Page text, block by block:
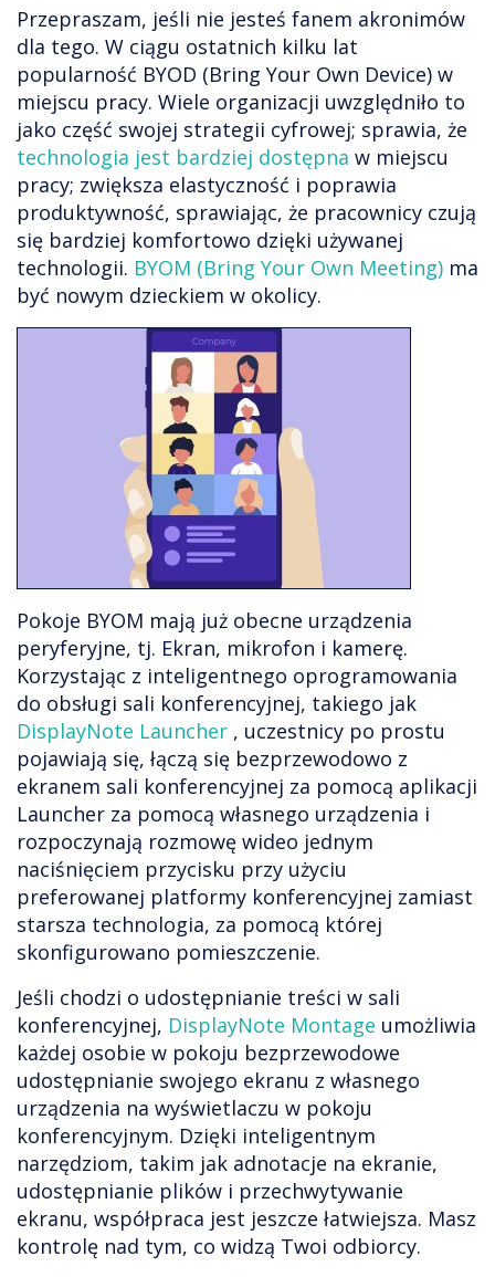
Przepraszam, jeśli nie jesteś fanem akronimów
dla tego. W ciągu ostatnich kilku lat
popularność BYOD (Bring Your Own Device) w
miejscu pracy. Wiele organizacji uwzględniło to
jako część swojej strategii cyfrowej; sprawia, że
technologia jest bardziej dostępna w miejscu
pracy; zwiększa elastyczność i poprawia
produktywność, sprawiając, że pracownicy czują
się bardziej komfortowo dzięki używanej
technologii. BYOM (Bring Your Own Meeting) ma
być nowym dzieckiem w okolicy.
Pokoje BYOM mają już obecne urządzenia
peryferyjne, tj. Ekran, mikrofon i kamerę.
Korzystając z inteligentnego oprogramowania
do obsługi sali konferencyjnej, takiego jak
DisplayNote Launcher , uczestnicy po prostu
pojawiają się, łączą się bezprzewodowo z
ekranem sali konferencyjnej za pomocą aplikacji
Launcher za pomocą własnego urządzenia i
rozpoczynają rozmowę wideo jednym
naciśnięciem przycisku przy użyciu
preferowanej platformy konferencyjnej zamiast
starsza technologia, za pomocą której
skonfigurowano pomieszczenie.
Jeśli chodzi o udostępnianie treści w sali
konferencyjnej, DisplayNote Montage umożliwia
każdej osobie w pokoju bezprzewodowe
udostępnianie swojego ekranu z własnego
urządzenia na wyświetlaczu w pokoju
konferencyjnym. Dzięki inteligentnym
narzędziom, takim jak adnotacje na ekranie,
udostępnianie plików i przechwytywanie
ekranu, współpraca jest jeszcze łatwiejsza. Masz
kontrolę nad tym, co widzą Twoi odbiorcy.